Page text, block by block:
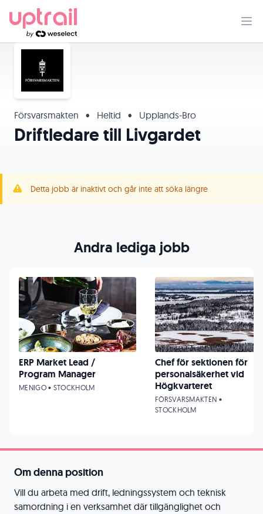
Försvarsmakten • Heltid • Upplands-Bro
Driftledare till Livgardet
Detta jobb är inaktivt och går inte att söka längre
Om denna position
Vill du arbeta med drift, ledningssystem och teknisk
samordning i en verksamhet där tillgänglighet och
Andra lediga jobb
ERP Market Lead /
Program Manager
MENIGO • STOCKHOLM
Chef för sektionen för
personalsäkerhet vid
Högkvarteret
FÖRSVARSMAKTEN •
STOCKHOLM